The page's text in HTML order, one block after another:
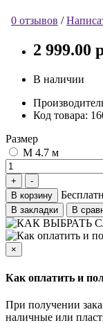
0 отзывов /
2 999.00
В наличии
Код товара:
Размер
M 4.7 м
В корзину
В закладки В
×
Как оплатить и
При получении
наличные или